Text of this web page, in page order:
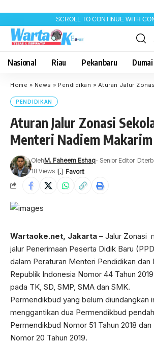
SCROLL TO CONTINUE WITH
Nasional Riau Pekanbaru Dumai
Home » News » Pendidikan » Aturan Jalur Zonasi Sekolah
PENDIDIKAN
Aturan Jalur Zonasi
Menteri Nadiem Makarim
OlehM. Faheem Eshaq- Senior Editor
18 Views
Wartaoke.net, Jakarta – Jalur Zonasi
jalur Penerimaan Peserta Didik Baru
dalam Peraturan Menteri Pendidikan dan
Republik Indonesia Nomor 44 Tahun
pada TK, SD, SMP, SMA dan SMK.
Permendikbud yang belum diundangkan
menggantikan dua Permendikbud
Permendikbud Nomor 51 Tahun 2018
Nomor 20 Tahun 2019.